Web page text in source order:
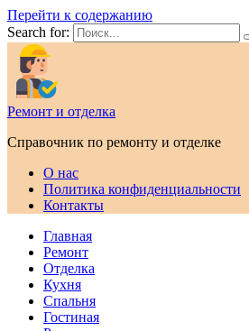
Перейти к содержанию
Search for:
Ремонт и отделка
Справочник по ремонту и отделке
О нас
Политика конфиденциальности
Контакты
Главная
Ремонт
Отделка
Кухня
Спальня
Гостиная